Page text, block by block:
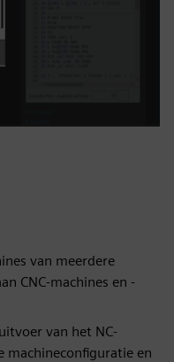
van meerdere
CNC-machines en -
van het NC-
machineconfiguratie en